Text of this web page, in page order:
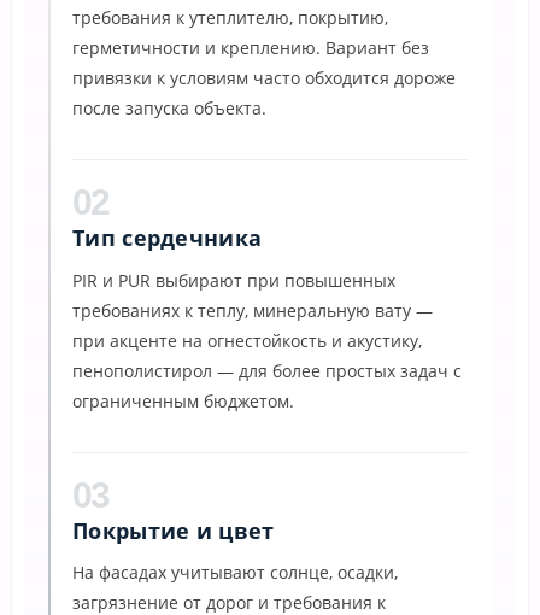
требования к утеплителю, покрытию,
герметичности и креплению. Вариант без
привязки к условиям часто обходится дороже
после запуска объекта.
02
Тип сердечника
PIR и PUR выбирают при повышенных
требованиях к теплу, минеральную вату —
при акценте на огнестойкость и акустику,
пенополистирол — для более простых задач с
ограниченным бюджетом.
03
Покрытие и цвет
На фасадах учитывают солнце, осадки,
загрязнение от дорог и требования к